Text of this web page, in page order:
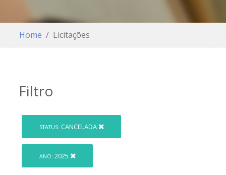
Home Licitações
Filtro
STATUS: CANCELADA
ANO: 2025